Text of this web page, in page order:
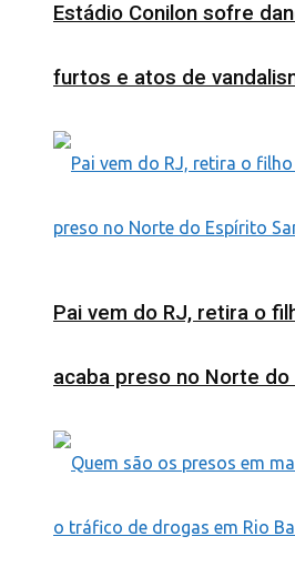
Estádio Conilon sofre
furtos e atos de
Pai vem do RJ, retira o
acaba preso no Norte